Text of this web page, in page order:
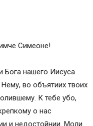
Симеоне!
Бога нашего Иисуса
во объятиих твоих
К тебе убо,
о нас
и недостойнии. Моли